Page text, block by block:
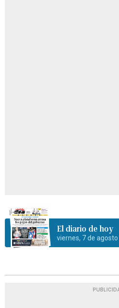
El diario de hoy
viernes, 7 de